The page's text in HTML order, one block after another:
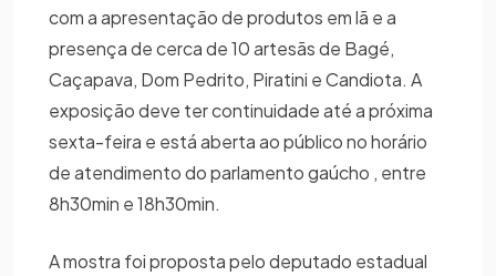
com a apresentação de produtos em lã e a
presença de cerca de 10 artesãs de Bagé,
Caçapava, Dom Pedrito, Piratini e Candiota. A
exposição deve ter continuidade até a próxima
sexta-feira e está aberta ao público no horário
de atendimento do parlamento gaúcho , entre
8h30min e 18h30min.
A mostra foi proposta pelo deputado estadual